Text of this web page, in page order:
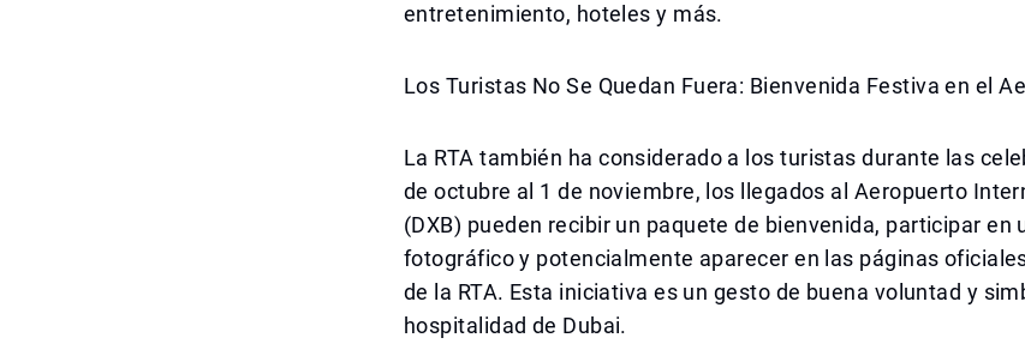
entretenimiento, hoteles y más.
Los Turistas No Se Quedan Fuera: Bienvenida Festiva en el
La RTA también ha considerado a los turistas durante las
de octubre al 1 de noviembre, los llegados al Aeropuerto
(DXB) pueden recibir un paquete de bienvenida, participar en
fotográfico y potencialmente aparecer en las páginas
de la RTA. Esta iniciativa es un gesto de buena voluntad y
hospitalidad de Dubai.